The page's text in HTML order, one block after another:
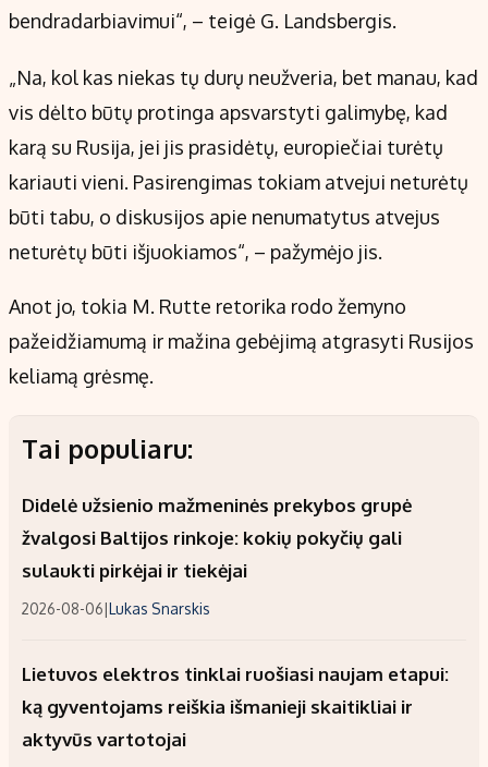
bendradarbiavimui“, – teigė G. Landsbergis.
„Na, kol kas niekas tų durų neužveria, bet manau, kad
vis dėlto būtų protinga apsvarstyti galimybę, kad
karą su Rusija, jei jis prasidėtų, europiečiai turėtų
kariauti vieni. Pasirengimas tokiam atvejui neturėtų
būti tabu, o diskusijos apie nenumatytus atvejus
neturėtų būti išjuokiamos“, – pažymėjo jis.
Anot jo, tokia M. Rutte retorika rodo žemyno
pažeidžiamumą ir mažina gebėjimą atgrasyti Rusijos
keliamą grėsmę.
Tai populiaru:
Didelė užsienio mažmeninės prekybos grupė
žvalgosi Baltijos rinkoje: kokių pokyčių gali
sulaukti pirkėjai ir tiekėjai
2026-08-06|Lukas Snarskis
Lietuvos elektros tinklai ruošiasi naujam etapui:
ką gyventojams reiškia išmanieji skaitikliai ir
aktyvūs vartotojai